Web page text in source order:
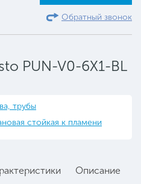
Обратный звонок
PUN-V0-6X1-BL
трубы
стойкая к пламени
Описание